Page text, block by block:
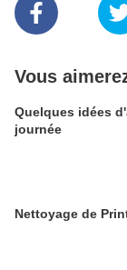
Vous
Quelques idées d'affirmations pour la
journée
Nettoyage de